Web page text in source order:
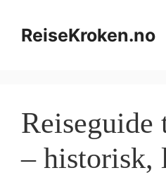
innholdReiseKroken.no
– historisk,